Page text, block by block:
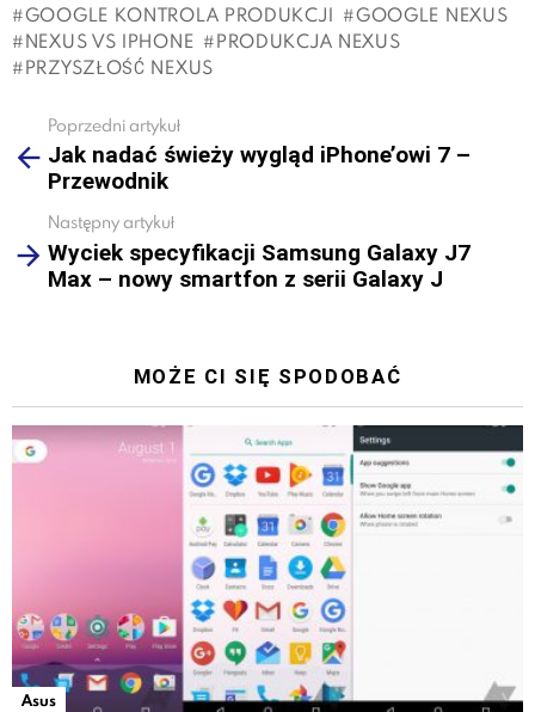
GOOGLE KONTROLA PRODUKCJI
GOOGLE NEXUS
NEXUS VS IPHONE
PRODUKCJA NEXUS
PRZYSZŁOŚĆ NEXUS
more
Poprzedni artykuł
Jak nadać świeży wygląd iPhone’owi 7 –
Przewodnik
Następny artykuł
Wyciek specyfikacji Samsung Galaxy J7
Max – nowy smartfon z serii Galaxy J
MOŻE CI SIĘ SPODOBAĆ
Asus